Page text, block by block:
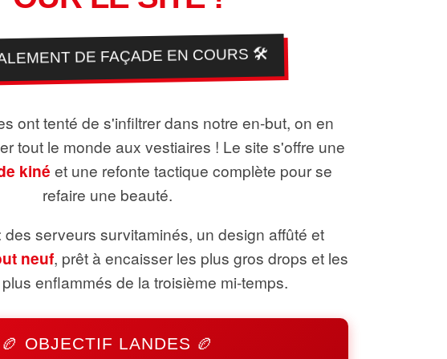
DE FAÇADE EN COURS 🛠️
ont tenté de s'infiltrer dans notre en-but, on en
tout le monde aux vestiaires ! Le site s'offre une
kiné et une refonte tactique complète pour se
refaire une beauté.
des serveurs survitaminés, un design affûté et
neuf, prêt à encaisser les plus gros drops et les
enflammés de la troisième mi-temps.
🏉 OBJECTIF LANDES 🏉